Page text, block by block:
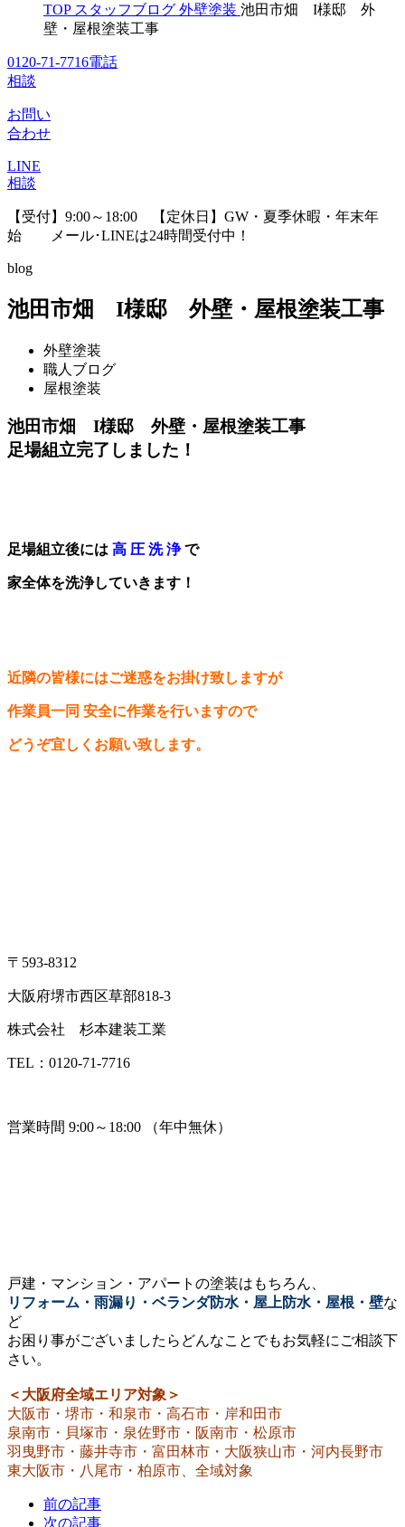
TOP スタッフブログ 外壁塗装 池田市畑 I様邸 外
壁・屋根塗装工事
0120-71-7716電話
相談
お問い
合わせ
LINE
相談
【受付】9:00～18:00 【定休日】GW・夏季休暇・年末年
始 メール･LINEは24時間受付中！
blog
池田市畑 I様邸 外壁・屋根塗装工事
外壁塗装
職人ブログ
屋根塗装
池田市畑 I様邸 外壁・屋根塗装工事
足場組立完了しました！
足場組立後には 高 圧 洗 浄で
家全体を洗浄していきます！
近隣の皆様にはご迷惑をお掛け致しますが
作業員一同 安全に作業を行いますので
どうぞ宜しくお願い致します。
〒593-8312
大阪府堺市西区草部818-3
株式会社 杉本建装工業
TEL：0120-71-7716
営業時間 9:00～18:00 （年中無休）
戸建・マンション・アパートの塗装はもちろん、
リフォーム・雨漏り・ベランダ防水・屋上防水・屋根・壁な
ど
お困り事がございましたらどんなことでもお気軽にご相談下
さい。
＜大阪府全域エリア対象＞
大阪市・堺市・和泉市・高石市・岸和田市
泉南市・貝塚市・泉佐野市・阪南市・松原市
羽曳野市・藤井寺市・富田林市・大阪狭山市・河内長野市
東大阪市・八尾市・柏原市、全域対象
前の記事
次の記事